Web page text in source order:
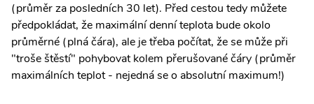
(průměr za posledních 30 let). Před cestou tedy můžete
předpokládat, že maximální denní teplota bude okolo
průměrné (plná čára), ale je třeba počítat, že se může při
"troše štěstí" pohybovat kolem přerušované čáry (průměr
maximálních teplot - nejedná se o absolutní maximum!)